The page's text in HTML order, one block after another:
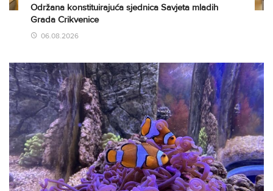
Održana konstituirajuća sjednica Savjeta mladih
Grada Crikvenice
06.08.2026